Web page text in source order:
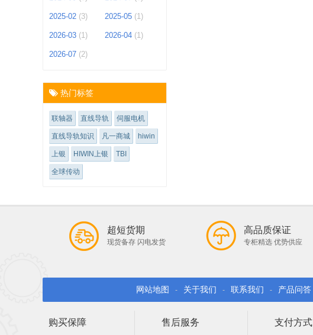
2025-02 (3) 2025-05 (1)
2026-03 (1) 2026-04 (1)
2026-07 (2)
热门标签
联轴器 直线导轨 伺服电机
直线导轨知识 凡一商城 hiwin
上银 HIWIN上银 TBI
全球传动
超短货期
现货备存 闪电发货
高品质保证
专柜精选 优势供应
网站地图 - 关于我们 - 联系我们 - 产品问答
购买保障 售后服务 支付方式